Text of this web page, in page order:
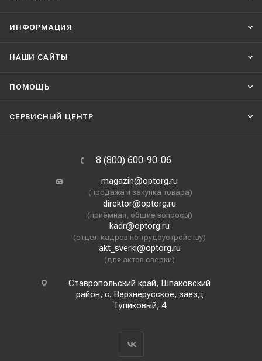
ИНФОРМАЦИЯ
НАШИ CАЙТЫ
ПОМОЩЬ
СЕРВИСНЫЙ ЦЕНТР
8 (800) 600-90-06
magazin@optorg.ru
(продажа и закупка товара)
direktor@optorg.ru
(приёмная, общие вопросы)
kadr@optorg.ru
(отдел кадров по трудоустройству)
akt_sverki@optorg.ru
(для актов сверки)
Ставропольский край, Шпаковский
район, с. Верхнерусское, заезд
Тупиковый, 4